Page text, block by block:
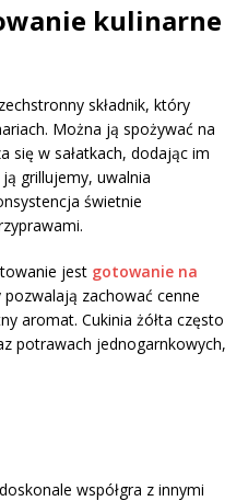
kulinarne
składnik, który
Można ją spożywać na
się w sałatkach, dodając im
grillujemy, uwalnia
świetnie
jest gotowanie na
zachować cenne
aromat. Cukinia żółta często
potrawach jednogarnkowych,
współgra z innymi